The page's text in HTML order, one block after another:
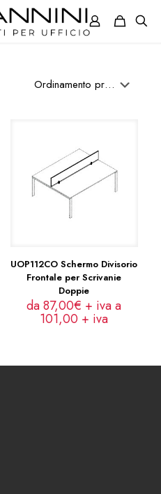
UOP112CO Schermo Divisorio
Frontale per Scrivanie
Doppie
da 87,00€ + iva a
101,00 + iva